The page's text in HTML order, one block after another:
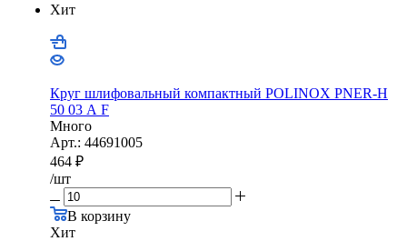
Хит
Круг шлифовальный компактный POLINOX PNER-Н
50 03 А F
Много
Арт.: 44691005
464 ₽
/шт
В корзину
Хит